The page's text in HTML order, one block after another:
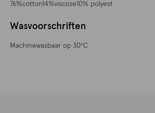
76%cotton14%viscose10% polyest
Wasvoorschriften
Machinewasbaar op 30°C